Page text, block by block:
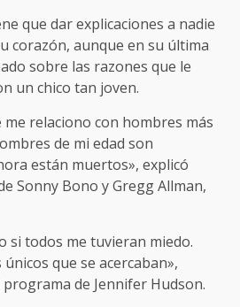
que dar explicaciones a nadie
corazón, aunque en su última
sobre las razones que le
un chico tan joven.
relaciono con hombres más
de mi edad son
están muertos», explicó
Sonny Bono y Gregg Allman,
si todos me tuvieran miedo.
que se acercaban»,
de Jennifer Hudson.